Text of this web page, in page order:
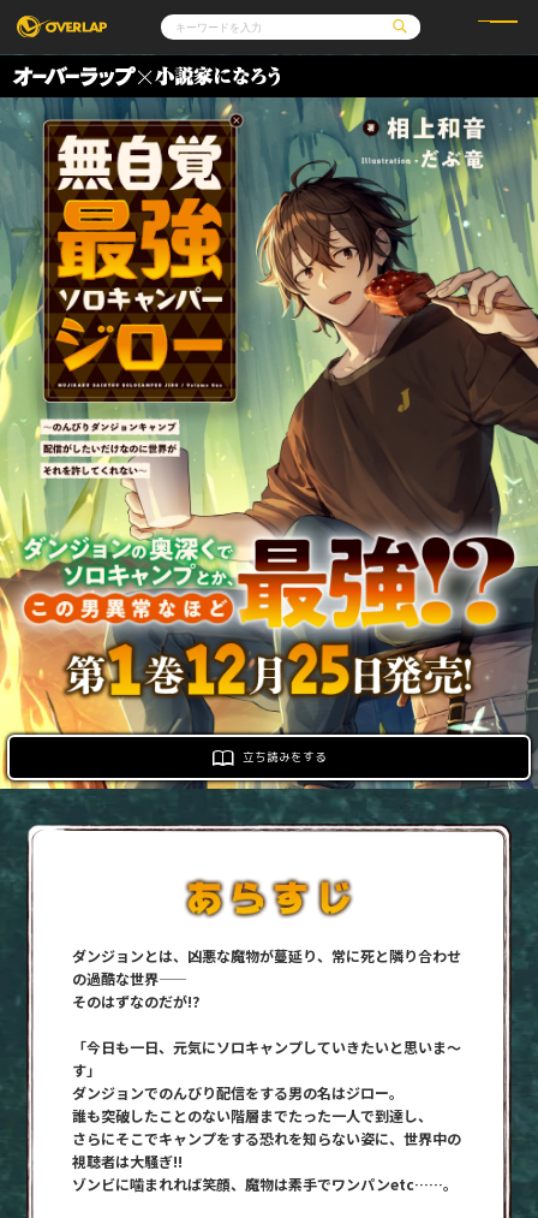
コミック
コミックガルド
コミッククリエ
LiQulle
ラブパルフェ
ライトノベル
文庫
ノベルス
ノベルスf
ロサージュノベルス
その他
コミックエッセイ
ポケットモンスター
アニメ
ゲーム
通販・NEWS
OVERLAP STORE
オーバーラップ広報室
企業
会社概要
採用情報
アクセス
オーバーラップホールディングス
お問い合わせはこちら
オーバーラップ文庫
オーバーラップノベルス
オーバーラップノベルスf
ロサージュノベルス
コミックガルド
コミッククリエ
コミックパルフェ
立ち読みをする
ダンジョンとは、凶悪な魔物が蔓延り、常に死と隣り合わせ
の過酷な世界——
そのはずなのだが!?
「今日も一日、元気にソロキャンプしていきたいと思いま〜
す」
ダンジョンでのんびり配信をする男の名はジロー。
誰も突破したことのない階層までたった一人で到達し、
さらにそこでキャンプをする恐れを知らない姿に、世界中の
視聴者は大騒ぎ!!
ゾンビに噛まれれば笑顔、魔物は素手でワンパンetc……。